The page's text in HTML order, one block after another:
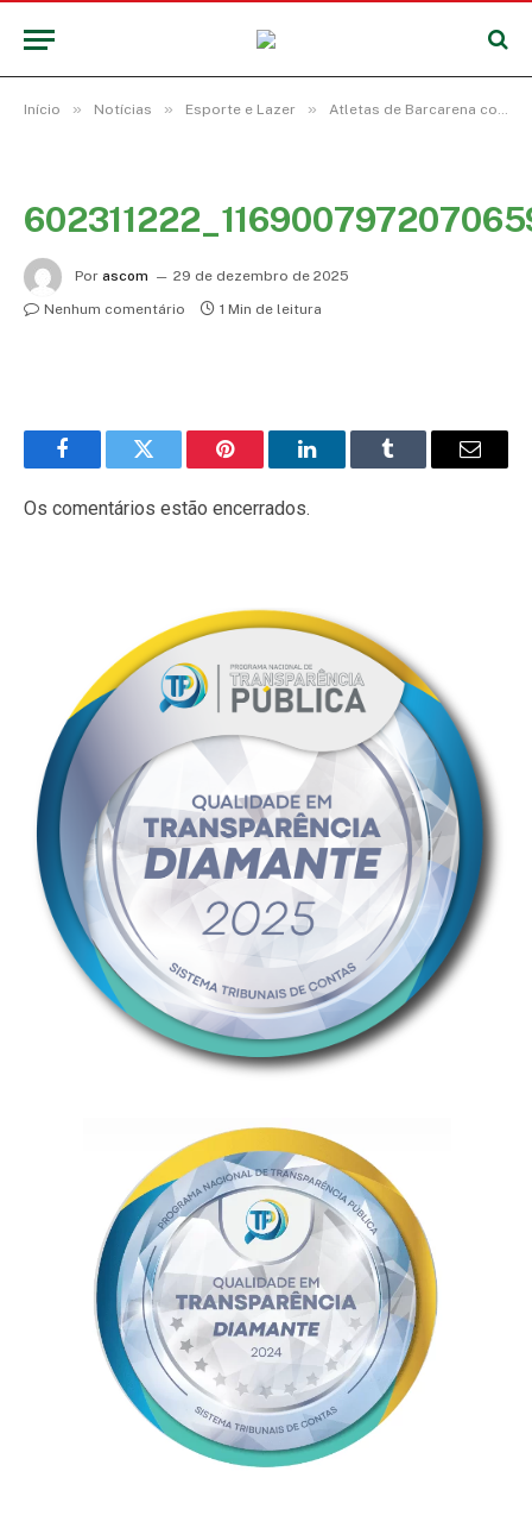
Início » Notícias » Esporte e Lazer » Atletas de Barcarena conquistam outro no Campeonato Estadual de Jiu-Jitsu
Por ascom
29 de dezembro de 2025
Nenhum comentário
1 Min de leitura
FacebookTwitter Pinterest LinkedInTumblr
E-
Os comentários estão encerrados.